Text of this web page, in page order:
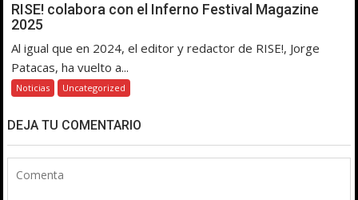
RISE! colabora con el Inferno Festival Magazine
2025
Al igual que en 2024, el editor y redactor de RISE!, Jorge
Patacas, ha vuelto a...
Noticias Uncategorized
DEJA TU COMENTARIO